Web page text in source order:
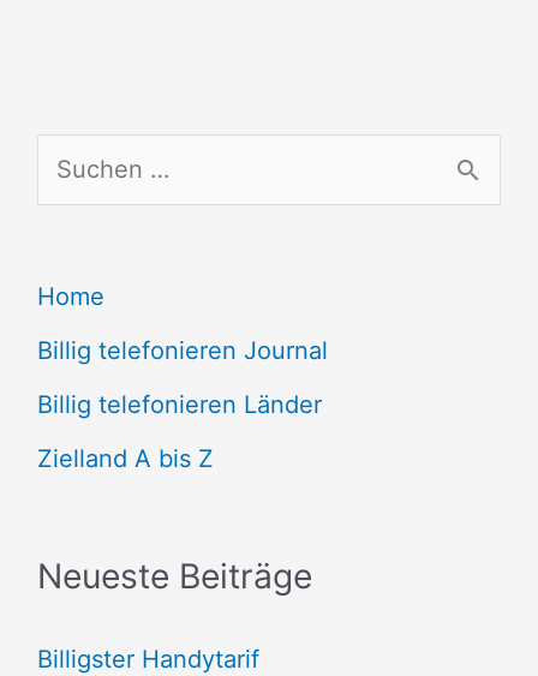
u
h
e
n
n
h
Home
Billig telefonieren Journal
Billig telefonieren Länder
Zielland A bis Z
Neueste Beiträge
Billigster Handytarif